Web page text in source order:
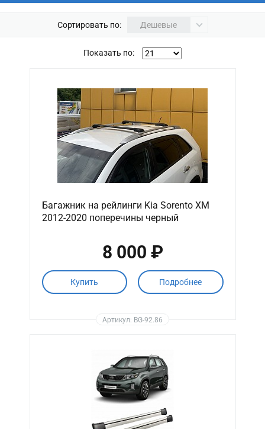
Сортировать по: Дешевые
Показать по:
Багажник на рейлинги Kia Sorento XM
2012-2020 поперечины черный
8 000 ₽
Купить Подробнее
Артикул: BG-92.86